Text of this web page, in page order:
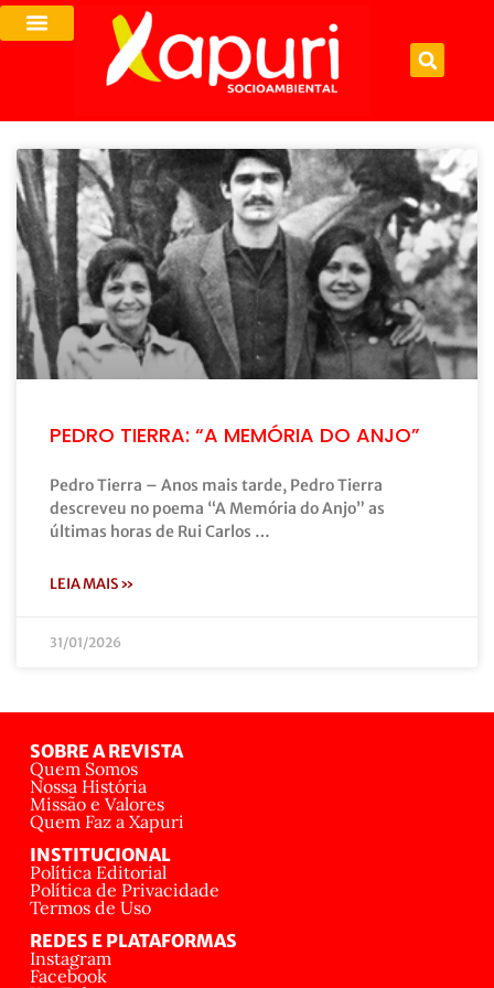
PEDRO TIERRA: “A MEMÓRIA DO ANJO”
Pedro Tierra – Anos mais tarde, Pedro Tierra
descreveu no poema “A Memória do Anjo” as
últimas horas de Rui Carlos …
LEIA MAIS »
31/01/2026
SOBRE A REVISTA
Quem Somos
Nossa História
Missão e Valores
Quem Faz a Xapuri
INSTITUCIONAL
Política Editorial
Política de Privacidade
Termos de Uso
REDES E PLATAFORMAS
Instagram
Facebook